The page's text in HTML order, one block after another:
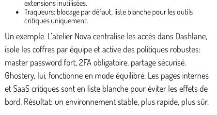
extensions inutilisées.
Traqueurs: blocage par défaut, liste blanche pour les outils
critiques uniquement.
Un exemple. L’atelier Nova centralise les accès dans Dashlane,
isole les coffres par équipe et active des politiques robustes:
master password fort, 2FA obligatoire, partage sécurisé.
Ghostery, lui, fonctionne en mode équilibré. Les pages internes
et SaaS critiques sont en liste blanche pour éviter les effets de
bord. Résultat: un environnement stable, plus rapide, plus sûr.